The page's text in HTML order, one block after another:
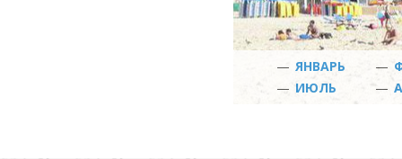
— ЯНВАРЬ —
— ИЮЛЬ —